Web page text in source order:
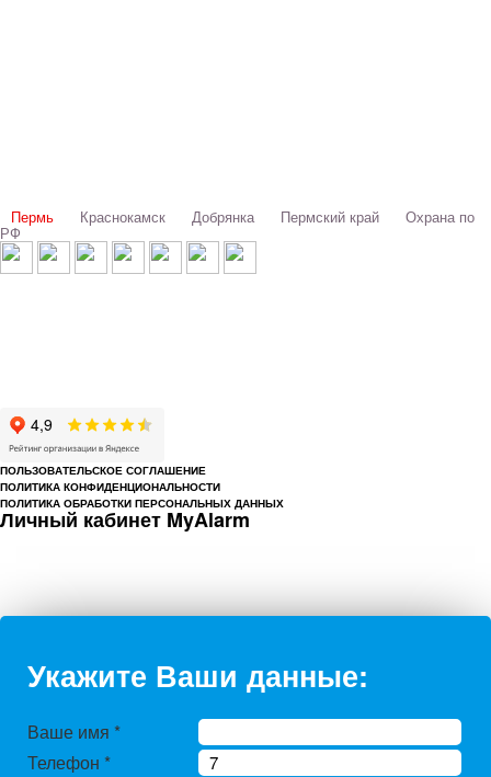
Пермь Краснокамск Добрянка Пермский край Охрана по
РФ
ПОЛЬЗОВАТЕЛЬСКОЕ СОГЛАШЕНИЕ
ПОЛИТИКА КОНФИДЕНЦИОНАЛЬНОСТИ
ПОЛИТИКА ОБРАБОТКИ ПЕРСОНАЛЬНЫХ ДАННЫХ
Личный кабинет MyAlarm
Укажите Ваши данные:
Ваше имя *
Телефон *